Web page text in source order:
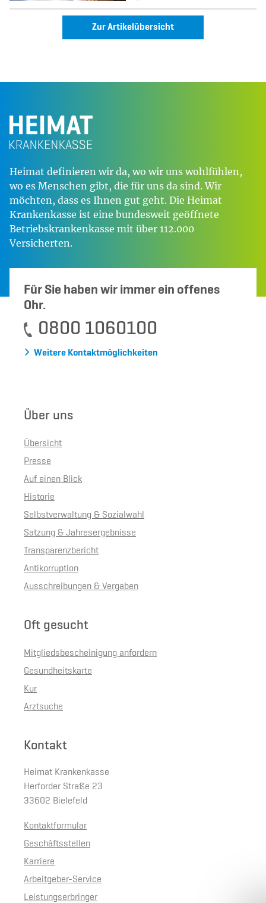
Zur Artikelübersicht
Heimat definieren wir da, wo wir uns wohlfühlen,
wo es Menschen gibt, die für uns da sind. Wir
möchten, dass es Ihnen gut geht. Die Heimat
Krankenkasse ist eine bundesweit geöffnete
Betriebskrankenkasse mit über 112.000
Versicherten.
Für Sie haben wir immer ein offenes
Ohr.
0800 1060100
Weitere Kontaktmöglichkeiten
Über uns
Übersicht
Presse
Auf einen Blick
Historie
Selbstverwaltung & Sozialwahl
Satzung & Jahresergebnisse
Transparenzbericht
Antikorruption
Ausschreibungen & Vergaben
Oft gesucht
Mitgliedsbescheinigung anfordern
Gesundheitskarte
Kur
Arztsuche
Kontakt
Heimat Krankenkasse
Herforder Straße 23
33602 Bielefeld
Kontaktformular
Geschäftsstellen
Karriere
Arbeitgeber-Service
Leistungserbringer